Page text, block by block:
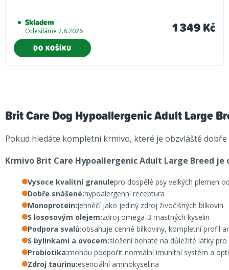
Skladem
Odesíláme 7.8.2026 1 349 Kč
DO KOŠÍKU
Brit Care Dog Hypoallergenic Adult Large
Pokud hledáte kompletní krmivo, které je obzvláště
Krmivo Brit Care Hypoallergenic Adult Large Breed je
Vysoce kvalitní granulepro dospělé psy velkých plemen
Dobře snášené:hypoalergenní receptura
Monoprotein:jehněčí jako jediný zdroj živočišných bílkovin
S lososovým olejem:zdroj omega-3 mastných kyselin
Podpora svalů:obsahuje cenné bílkoviny, kompletní profil
S bylinkami a ovocem:složení bohaté na důležité látky
Probiotika:mohou podpořit normální imunitní systém a
Zdroj taurinu:esenciální aminokyselina